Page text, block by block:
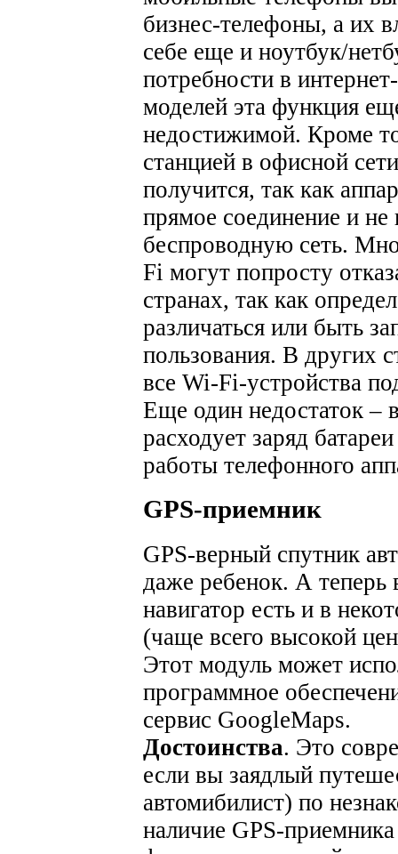
бизнес-телефоны, а их
себе еще и ноутбук/
потребности в
моделей эта функция
недостижимой. Кроме
станцией в офисной
получится, так как
прямое соединение и
беспроводную сеть.
Fi могут попросту
странах, так как
различаться или быть
пользования. В других
все Wi-Fi-устройства
Еще один недостаток –
расходует заряд
работы телефонного
GPS-приемник
GPS-верный спутник
даже ребенок. А теперь
навигатор есть и в
(чаще всего высокой
Этот модуль может
программное
сервис GoogleMaps.
Достоинства. Это
если вы заядлый
автомибилист) по
наличие GPS-